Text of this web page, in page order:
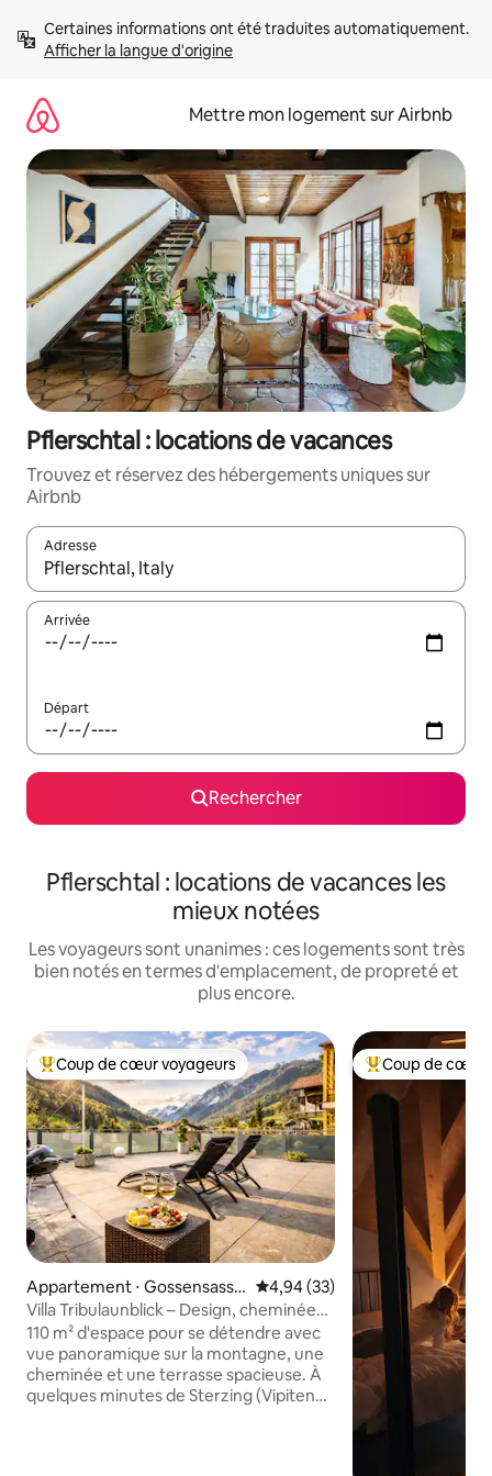
directement
Afficher la langue d'origine
Mettre mon logement sur Airbnb
Pflerschtal : locations de vacances
Trouvez et réservez des hébergements uniques sur
Airbnb
Adresse
Lorsque les résultats s'affichent, utilisez les flèches vers le
Arrivée
Départ
Rechercher
Pflerschtal : locations de vacances les
mieux notées
Les voyageurs sont unanimes : ces logements sont très
bien notés en termes d'emplacement, de propreté et
plus encore.
Coups de cœur voyageurs les plus appréciés
Coup de cœur voyageurs
Appartement ⋅ Gossensass-
Colle Isarco
Évaluation moyenne sur la
4,94 (33)
Villa Tribulaunblick – Design, cheminée
et vue
110 m² d'espace pour se détendre avec
vue panoramique sur la montagne, une
cheminée et une terrasse spacieuse. À
quelques minutes de Sterzing (Vipiteno),
Coups de cœur
Coup de cœur